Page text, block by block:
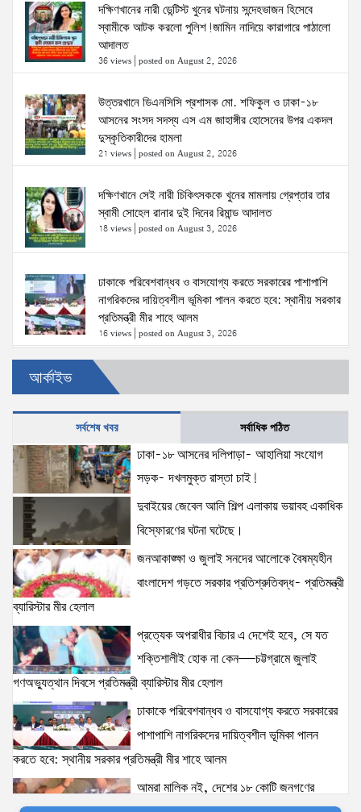
দক্ষিণখানের নারী ডেন্টিস্ট খুনের ঘটনায় সন্দেহভাজন হিসেবে
স্বামীকে আটক করলো পুলিশ!জামিন নাদিয়ে কারাগারে পাঠালো
আদালত
36 views posted on August 2, 2026
উত্তরখানে ডিএনসিসি প্রশাসক মো. শফিকুল ও ঢাকা-১৮
আসনের সংসদ সদস্য এস এম জাহাঙ্গীর হোসেনের উপর একদল
দুস্কৃতিকারীদের হামলা
21 views posted on August 2, 2026
দক্ষিণখানে সেই নারী চিকিৎসককে খুনের মামলায় গ্রেপ্তার তার
স্বামী সোহেল রানার দুই দিনের রিমান্ড আদালত
18 views posted on August 3, 2026
ঢাকাকে পরিবেশবান্ধব ও বাসযোগ্য করতে সরকারের পাশাপাশি
নাগরিকদের দায়িত্বশীল ভূমিকা পালন করতে হবে: স্থানীয় সরকার
প্রতিমন্ত্রী মীর শাহে আলম
16 views posted on August 3, 2026
স্বরাষ্ট্রমন্ত্রীর সঙ্গে অস্ট্রেলিয়ার নাগরিকত্ব, কাস্টম ও
বহুসংস্কৃতি বিষয়ক সহকারী মন্ত্রীর সাক্ষাৎ
15 views|posted on August 3, 2026
ঢাকা-১৮ আসনের দলিপাড়া- আহালিয়া সংযোগ সড়ক-
দখলমুক্ত রাস্তা চাই!
15 views
‘তরুণদের উৎসাহ দিলেন যুব ও ক্রীড়া প্রতিমন্ত্রী, এলজিআরডি
প্রতিমন্ত্রী, জনপ্রশাসন প্রতিমন্ত্রীসহ বগুড়ার সংসদ সদস্যরা’
14 views |posted on August 2, 2026
দুবাইয়ের জেবেল আলি শিল্প এলাকায় ভয়াবহ একাধিক
বিস্ফোরণের ঘটনা ঘটেছে।
14 views posted on August 5, 2026
আইনশৃঙ্খলা পরিস্থিতি সম্পূর্ণ নিয়ন্ত্রণে রয়েছে: স্বরাষ্ট্রমন্ত্রী
11 views |posted on August 3, 2026
আর্কাইভ
সর্বশেষ খবর সর্বাধিক পঠিত
ঢাকা-১৮ আসনের দলিপাড়া- আহালিয়া সংযোগ
সড়ক- দখলমুক্ত রাস্তা চাই!
দুবাইয়ের জেবেল আলি শিল্প এলাকায় ভয়াবহ একাধিক
বিস্ফোরণের ঘটনা ঘটেছে।
জনআকাঙ্ক্ষা ও জুলাই সনদের আলোকে বৈষম্যহীন
বাংলাদেশ গড়তে সরকার প্রতিশ্রুতিবদ্ধ- প্রতিমন্ত্রী
ব্যারিস্টার মীর হেলাল
প্রত্যেক অপরাধীর বিচার এ দেশেই হবে, সে যত
শক্তিশালীই হোক না কেন—চট্টগ্রামে জুলাই
গণঅভ্যুত্থান দিবসে প্রতিমন্ত্রী ব্যারিস্টার মীর হেলাল
ঢাকাকে পরিবেশবান্ধব ও বাসযোগ্য করতে সরকারের
পাশাপাশি নাগরিকদের দায়িত্বশীল ভূমিকা পালন
করতে হবে: স্থানীয় সরকার প্রতিমন্ত্রী মীর শাহে আলম
আমরা মালিক নই, দেশের ১৮ কোটি জনগণের